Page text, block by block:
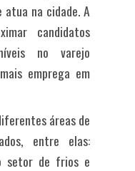
atua na cidade. A
candidatos
no varejo
emprega em
áreas de
entre elas:
setor de frios e